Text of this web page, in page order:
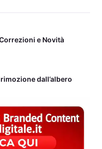
e Novità
dall’albero